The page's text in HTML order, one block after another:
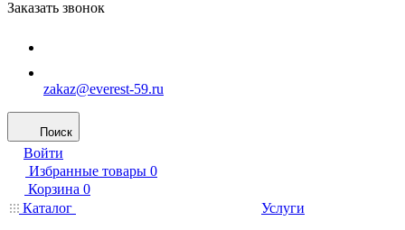
Заказать звонок
zakaz@everest-59.ru
Поиск
Войти
Избранные товары 0
Корзина 0
Каталог
Услуги